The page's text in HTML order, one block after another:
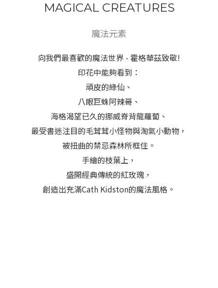
MAGICAL CREATURES
魔法元素
向我們最喜歡的魔法世界 - 霍格華茲致敬!
印花中能夠看到：
頑皮的綠仙、
八眼巨蛛阿辣哥、
海格渴望已久的挪威脊背龍蘿蔔、
最受書迷注目的毛茸茸小怪物與淘氣小動物，
被扭曲的禁忌森林所框住。
手繪的枝葉上，
盛開經典傳統的紅玫瑰，
創造出充滿Cath Kidston的魔法風格。